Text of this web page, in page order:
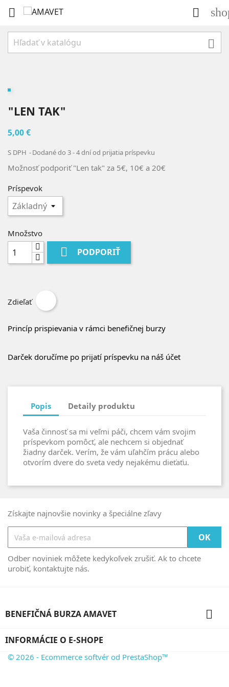
 

"LEN TAK"
5,00 €
S DPH Dodané do 3 - 4 dní od prijatia príspevku
Možnosť podporiť "Len tak" za 5€, 10€ a 20€
Príspevok
Množstvo
 PODPORIŤ
Zdieľať
Princíp prispievania v rámci benefičnej burzy
Darček doručíme po prijatí príspevku na náš účet
Popis Detaily produktu
Vaša činnosť sa mi veľmi páči, chcem vám svojim
príspevkom pomôcť, ale nechcem si objednať
žiadny darček. Verím, že vám uľahčím prácu alebo
otvorím dvere do sveta vedy nejakému dieťaťu.
Získajte najnovšie novinky a špeciálne zľavy
Odber noviniek môžete kedykoľvek zrušiť. Ak to chcete
urobiť, kontaktujte nás.
BENEFIČNÁ BURZA AMAVET 
INFORMÁCIE O E-SHOPE
© 2026 - Ecommerce softvér od PrestaShop™